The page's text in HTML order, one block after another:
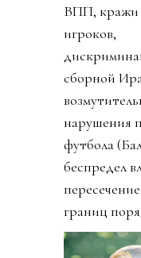
ВПП, кражи
игроков,
сборной
нарушения
футбола
беспредел
границ